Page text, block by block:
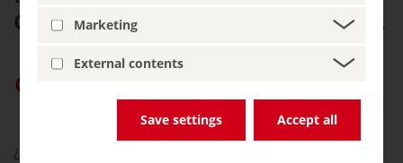
Marketing
External contents
Save settings Accept all
Constanza un destino maravilloso.
¿Sabía que en 1414 la ciudad universitaria de